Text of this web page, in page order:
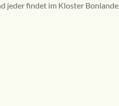
jeder findet im Kloster